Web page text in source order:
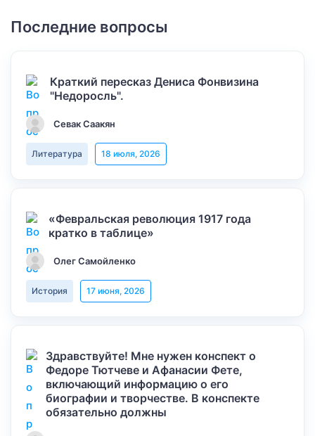
Последние вопросы
Краткий пересказ Дениса Фонвизина
"Недоросль".
Севак Саакян
Литература 18 июля, 2026
«Февральская революция 1917 года
кратко в таблице»
Олег Самойленко
История 17 июня, 2026
Здравствуйте! Мне нужен конспект о
Федоре Тютчеве и Афанасии Фете,
включающий информацию о его
биографии и творчестве. В конспекте
обязательно должны